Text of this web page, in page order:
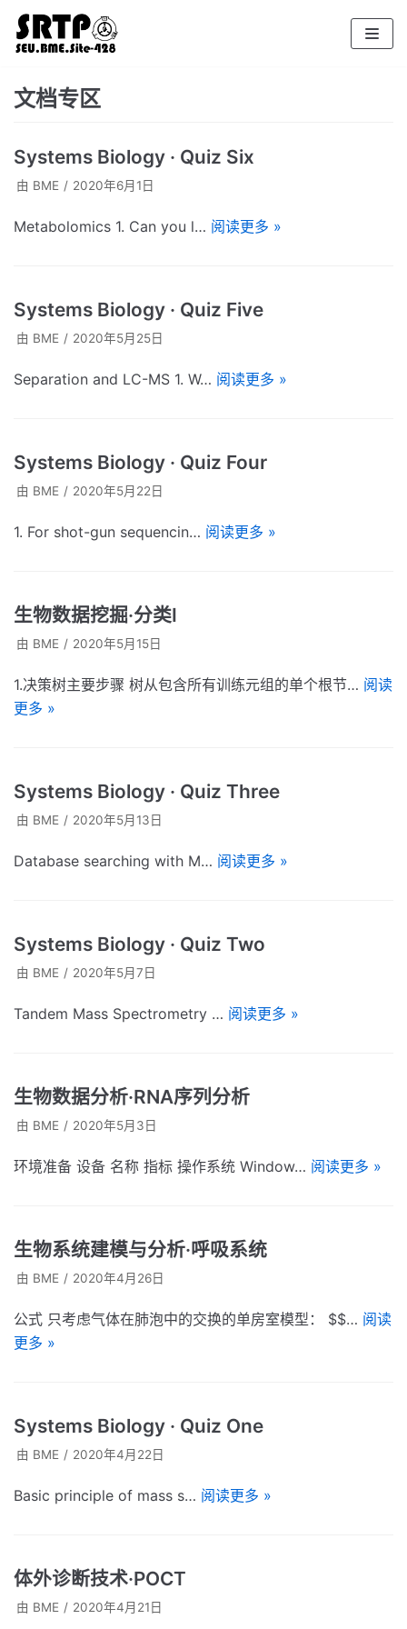
跳
至
文
文档专区
Systems Biology · Quiz Six
由 BME 2020年6月1日
Metabolomics 1. Can you l… 阅读更多 »
Systems Biology · Quiz Five
由 BME 2020年5月25日
Separation and LC-MS 1. W… 阅读更多 »
Systems Biology · Quiz Four
由 BME 2020年5月22日
1. For shot-gun sequencin… 阅读更多 »
生物数据挖掘·分类I
由 BME 2020年5月15日
1.决策树主要步骤 树从包含所有训练元组的单个根节… 阅读
更多 »
Systems Biology · Quiz Three
由 BME 2020年5月13日
Database searching with M… 阅读更多 »
Systems Biology · Quiz Two
由 BME 2020年5月7日
Tandem Mass Spectrometry … 阅读更多 »
生物数据分析·RNA序列分析
由 BME 2020年5月3日
环境准备 设备 名称 指标 操作系统 Window… 阅读更多 »
生物系统建模与分析·呼吸系统
由 BME 2020年4月26日
公式 只考虑气体在肺泡中的交换的单房室模型： $$… 阅读
更多 »
Systems Biology · Quiz One
由 BME 2020年4月22日
Basic principle of mass s… 阅读更多 »
体外诊断技术·POCT
由 BME 2020年4月21日